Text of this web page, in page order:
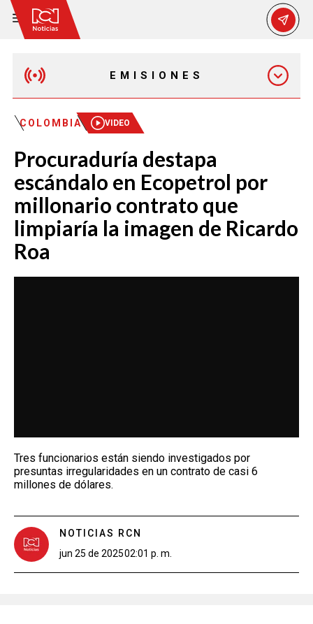
EMISIONES
MAÑANA EXPRESS
EMISIÓN 12:30 PM
EMISIÓN 7:00 PM
COLOMBIA VIDEO
Procuraduría destapa
escándalo en Ecopetrol por
millonario contrato que
limpiaría la imagen de Ricardo
Roa
Tres funcionarios están siendo investigados por
presuntas irregularidades en un contrato de casi 6
millones de dólares.
NOTICIAS RCN
jun 25 de 202502:01 p. m.